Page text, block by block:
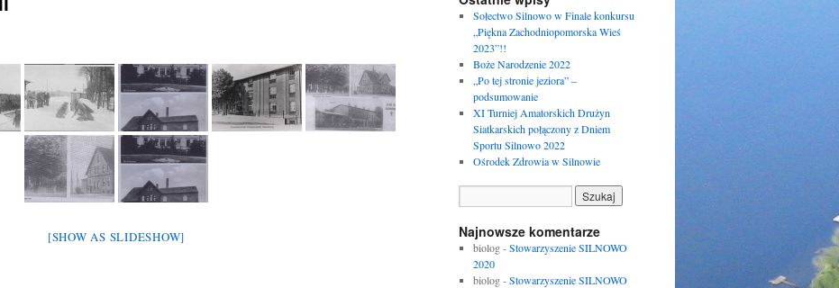
[SHOW AS SLIDESHOW]
Sołectwo Silnowo w Finale konkursu
„Piękna Zachodniopomorska Wieś
2023”!!
Boże Narodzenie 2022
„Po tej stronie jeziora” –
podsumowanie
XI Turniej Amatorskich Drużyn
Siatkarskich połączony z Dniem
Sportu Silnowo 2022
Ośrodek Zdrowia w Silnowie
Najnowsze komentarze
biolog-Stowarzyszenie SILNOWO
2020
biolog-Stowarzyszenie SILNOWO